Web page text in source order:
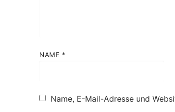
NAME *
Name, E-Mail-Adresse und